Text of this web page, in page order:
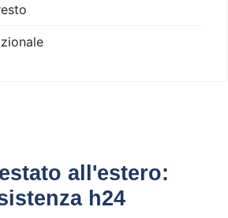
all'estero:
h24